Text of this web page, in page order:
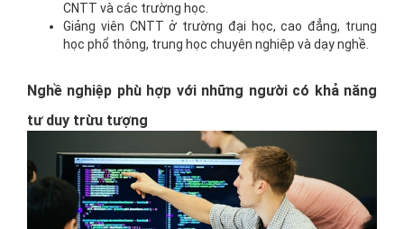
CNTT và các trường học.
Giảng viên CNTT ở trường đại học, cao đẳng, trung
học phổ thông, trung học chuyên nghiệp và dạy nghề.
Nghề nghiệp phù hợp với những người có khả năng
tư duy trừu tượng